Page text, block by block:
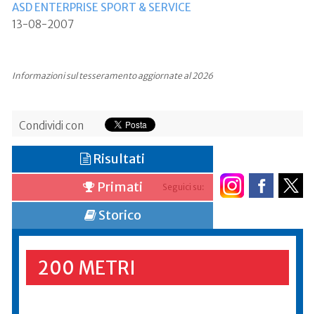
ASD ENTERPRISE SPORT & SERVICE
13-08-2007
Informazioni sul tesseramento aggiornate al 2026
Condividi con
Seguici su:
Risultati
Primati
Storico
200 METRI